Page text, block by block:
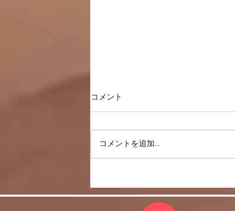
一直線上に歩く
コメント
コメントを追加…